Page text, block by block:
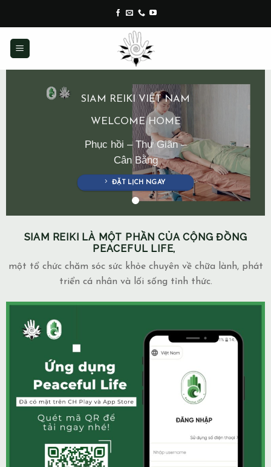
content
SIAM REIKI VIỆT NAM
WELCOME HOME
Phục hồi – Thư Giãn –
Cân Bằng
ĐẶT LỊCH NGAY
SIAM REIKI LÀ MỘT PHẦN CỦA CỘNG ĐỒNG
PEACEFUL LIFE,
một tổ chức chăm sóc sức khỏe chuyên về chữa lành, phát
triển cá nhân và lối sống tỉnh thức.